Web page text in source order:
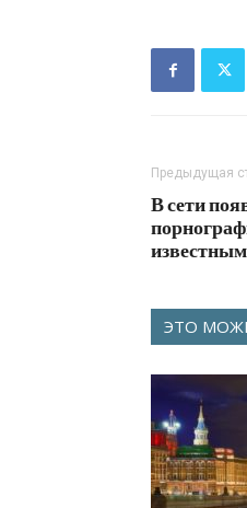
Предыдущая
В сети
ЭТО